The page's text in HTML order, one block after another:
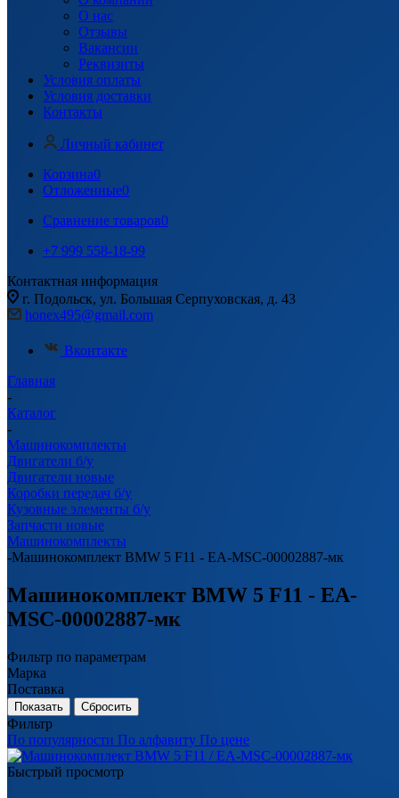
О нас
Отзывы
Вакансии
Реквизиты
Условия оплаты
Условия доставки
Контакты
Личный кабинет
Корзина0
Отложенные0
Сравнение товаров0
+7 999 558-18-99
Контактная информация
г. Подольск, ул. Большая Серпуховская, д. 43
honex495@gmail.com
Вконтакте
Главная
-
Каталог
-
Машинокомплекты
Двигатели б/у
Двигатели новые
Коробки передач б/у
Кузовные элементы б/у
Запчасти новые
Машинокомплекты
-Машинокомплект BMW 5 F11 - EA-MSC-00002887-мк
Машинокомплект BMW 5 F11 - EA-
MSC-00002887-мк
Фильтр по параметрам
Марка
Поставка
Сбросить
Фильтр
По популярности По алфавиту По цене
Быстрый просмотр